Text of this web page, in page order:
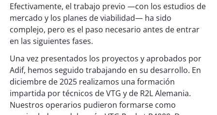
Efectivamente, el trabajo previo —con los estudios de
mercado y los planes de viabilidad— ha sido
complejo, pero es el paso necesario antes de entrar
en las siguientes fases.
Una vez presentados los proyectos y aprobados por
Adif, hemos seguido trabajando en su desarrollo. En
diciembre de 2025 realizamos una formación
impartida por técnicos de VTG y de R2L Alemania.
Nuestros operarios pudieron formarse como